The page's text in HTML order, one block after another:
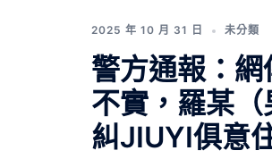
2025 年 10 月 31 日 未分類
警方通報：網
不實，羅某
糾JIUYI俱意